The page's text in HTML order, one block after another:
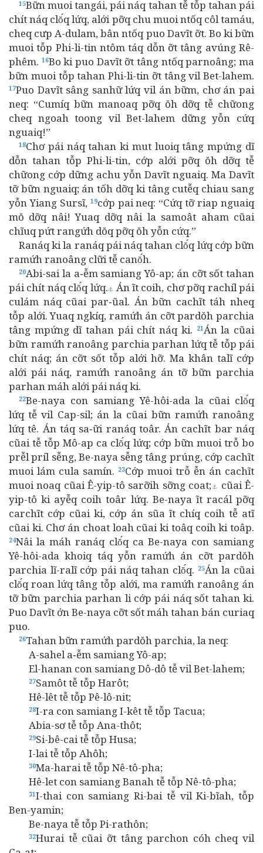
15Bữn muoi tangái, pái náq tahan tễ tỗp tahan pái
chít náq clŏ́q lứq, alới pỡq chu muoi ntốq côl tamáu,
cheq cưp A-dulam, bân ntốq puo Davĩt ỡt. Bo ki bữn
muoi tỗp Phi-li-tin ntôm táq dỗn ỡt tâng avúng Rê-
phêm. 16Bo ki puo Davĩt ỡt tâng ntốq parnoâng; ma
bữn muoi tỗp tahan Phi-li-tin ỡt tâng vil Bet-lahem.
17Puo Davĩt sâng sanhữ lứq vil án bữm, chơ án pai
neq: “Cumíq bữn manoaq pỡq ŏh dỡq tễ chữong
cheq ngoah toong vil Bet-lahem dững yỗn cứq
nguaiq!”
18Chơ pái náq tahan ki mut luoiq tâng mpứng dĩ
dỗn tahan tỗp Phi-li-tin, cớp alới pỡq ŏh dỡq tễ
chữong cớp dững achu yỗn Davĩt nguaiq. Ma Davĩt
tỡ bữn nguaiq; án tốh dỡq ki tâng cutễq chiau sang
yỗn Yiang Sursĩ, 19cớp pai neq: “Cứq tỡ riap nguaiq
mŏ dỡq nâi! Yuaq dỡq nâi la samoât aham cũai
chĩuq pứt rangứh dŏq pỡq ŏh yỗn cứq.”
Ranáq ki la ranáq pái náq tahan clŏ́q lứq cớp bữn
ramứh ranoâng clữi tễ canŏ́h.
20Abi-sai la a‑ễm samiang Yô-ap; án cỡt sốt tahan
pái chít náq clŏ́q lứq.⚓ Án ĩt coih, chơ pỡq rachíl pái
culám náq cũai par‑ũal. Án bữn cachĩt táh nheq
tỗp alới. Yuaq ngkíq, ramứh án cỡt pardŏh parchia
tâng mpứng dĩ tahan pái chít náq ki.
21Án la cũai
bữn ramứh ranoâng parchia parhan lứq tễ tỗp pái
chít náq; án cỡt sốt tỗp alới hỡ. Ma khân talĩ cớp
alới pái náq, ramứh ranoâng án tỡ bữn parchia
parhan máh alới pái náq ki.
22Be-naya con samiang Yê-hôi-ada la cũai clŏ́q
lứq tễ vil Cap-sil; án la cũai bữn ramứh ranoâng
lứq tê. Án táq sa‑ữi ranáq toâr. Án cachĩt bar náq
cũai tễ tỗp Mô-ap ca clŏ́q lứq; cớp bữn muoi trỗ bo
prễl príl sễng, Be-naya sễng tâng prúng, cớp cachĩt
muoi lám cula samín. 23Cớp muoi trỗ ễn án cachĩt
muoi noaq cũai Ê-yip-tô sarỡih sỡng coat; ⚓
cũai Ê-
yip-tô ki ayễq coih toâr lứq. Be-naya ĩt racál pỡq
carchĩt cớp cũai ki, cớp án sũa ĩt chíq coih tễ atĩ
cũai ki. Chơ án choat loah cũai ki toâq coih ki toâp.
24Nâi la máh ranáq clŏ́q ca Be-naya con samiang
Yê-hôi-ada khoiq táq yỗn ramứh án cỡt pardŏh
parchia lĩ-ralĩ cớp pái náq tahan clŏ́q. 25Án la cũai
clŏ́q roan lứq tâng tỗp alới, ma ramứh ranoâng án
tỡ bữn parchia parhan li cớp pái náq sốt tahan ki.
Puo Davĩt ớn Be-naya cỡt sốt máh tahan bán curiaq
puo.
26Tahan bữn ramứh pardŏh parchia, la neq:
A-sahel a‑ễm samiang Yô-ap;
El-hanan con samiang Dô-dô tễ vil Bet-lahem;
27Samôt tễ tỗp Harôt;
Hê-lêt tễ tỗp Pê-lô-nit;
28I-ra con samiang I-kêt tễ tỗp Tacua;
Abia-sơ tễ tỗp Ana-thôt;
29Si-bê-cai tễ tỗp Husa;
I-lai tễ tỗp Ahôh;
30Ma-harai tễ tỗp Nê-tô-pha;
Hê-let con samiang Banah tễ tỗp Nê-tô-pha;
31I-thai con samiang Ri-bai tễ vil Ki-bĩah, tỗp
Ben-yamin;
Be-naya tễ tỗp Pi-rathôn;
32Hurai tễ cũai ỡt tâng parchon cóh cheq vil